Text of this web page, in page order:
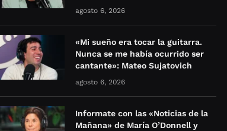
agosto 6, 2026
«Mi sueño era tocar la guitarra.
Nunca se me había ocurrido ser
cantante»: Mateo Sujatovich
agosto 6, 2026
Informate con las «Noticias de la
Mañana» de María O’Donnell y